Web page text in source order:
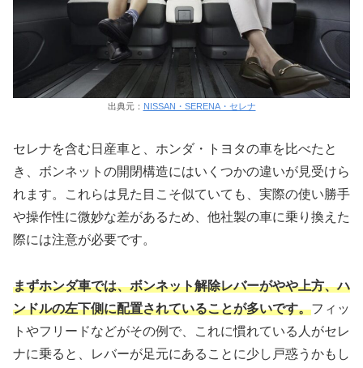
出典元： NISSAN・SERENA・セレナ
セレナを含む日産車と、ホンダ・トヨタの車を比べたと
き、ボンネットの開閉構造にはいくつかの違いが見受けら
れます。これらは見た目こそ似ていても、実際の使い勝手
や操作性に微妙な差があるため、他社製の車に乗り換えた
際には注意が必要です。
まずホンダ車では、ボンネット解除レバーがやや上方、ハ
ンドルの左下側に配置されていることが多いです。フィッ
トやフリードなどがその例で、これに慣れている人がセレ
ナに乗ると、レバーが足元にあることに少し戸惑うかもし